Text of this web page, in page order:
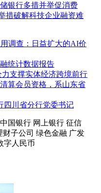
银行多措并举促消费
措破解科技企业融资难
调查：日益扩大的AI价
统计数据报告
支撑实体经济跨境前行
算会员资格，系山东省
四川省分行党委书记
中国银行 网上银行 征信
财子公司 绿色金融 广发
字人民币